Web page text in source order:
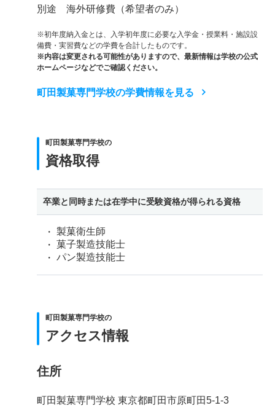
別途 海外研修費（希望者のみ）
※初年度納入金とは、入学初年度に必要な入学金・授業料・施設設
備費・実習費などの学費を合計したものです。
※内容は変更される可能性がありますので、最新情報は学校の公式
ホームページなどでご確認ください。
町田製菓専門学校の学費情報を見る
町田製菓専門学校の
資格取得
卒業と同時または在学中に受験資格が得られる資格
製菓衛生師
菓子製造技能士
パン製造技能士
町田製菓専門学校の
アクセス情報
住所
町田製菓専門学校 東京都町田市原町田5-1-3